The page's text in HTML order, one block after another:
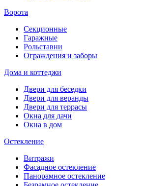
Ворота
Секционные
Гаражные
Рольставни
Ограждения и заборы
Дома и коттеджи
Двери для беседки
Двери для веранды
Двери для террасы
Окна для дачи
Окна в дом
Остекление
Витражи
Фасадное остекление
Панорамное остекление